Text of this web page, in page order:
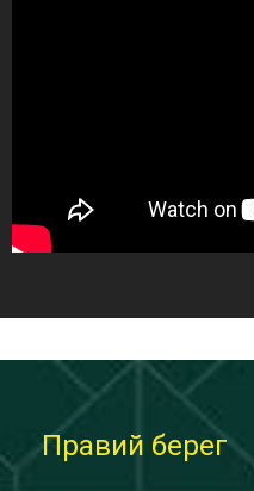
Правий берег